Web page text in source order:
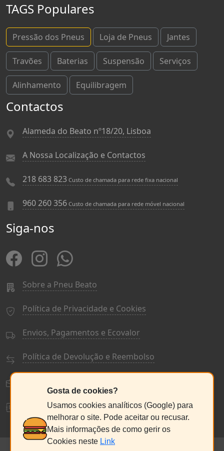
TAGS Populares
Pressão dos Pneus Loja de Pneus Jantes
Travões Baterias Suspensão Serviços
Alinhamento Equilibragem
Contactos
Alameda do Beato nº18/20, Lisboa
A Nossa Localização e Contactos
218 683 823 Custo de chamada para rede fixa nacional
960 260 356 Custo de chamada para rede móvel nacional
Siga-nos
Sobre a Pneu Beato
Política de Privacidade e Cookies
Envios, Pagamentos e Ecovalor
Política de Devolução e Reembolso
Livro de Reclamações
Gosta de cookies?
Usamos cookies analíticos (Google) para
melhorar o site. Pode aceitar ou recusar.
Mais informações de como gerir os
Cookies neste Link